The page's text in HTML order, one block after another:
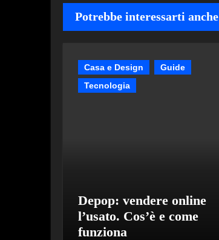
Potrebbe interessarti anche
Casa e Design
Guide
Tecnologia
Depop: vendere online
l’usato. Cos’è e come
funziona